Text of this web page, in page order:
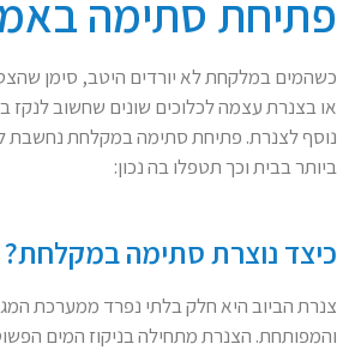
פתיחת סתימה
כשהמים במלקחת לא יורדים היטב, סימן
או בצנרת עצמה לכלוכים שונים שחשוב
נוסף לצנרת. פתיחת סתימה במקלחת נחשבת
ביותר בבית וכך תטפלו בה נכון:
כיצד נוצרת סתימה במקלחת?
צנרת הביוב היא חלק בלתי נפרד ממערכת
והמפותחת. הצנרת מתחילה בניקוז המים